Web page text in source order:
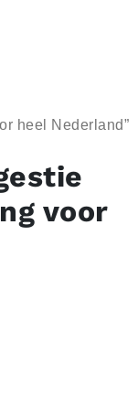
heel Nederland”
voor